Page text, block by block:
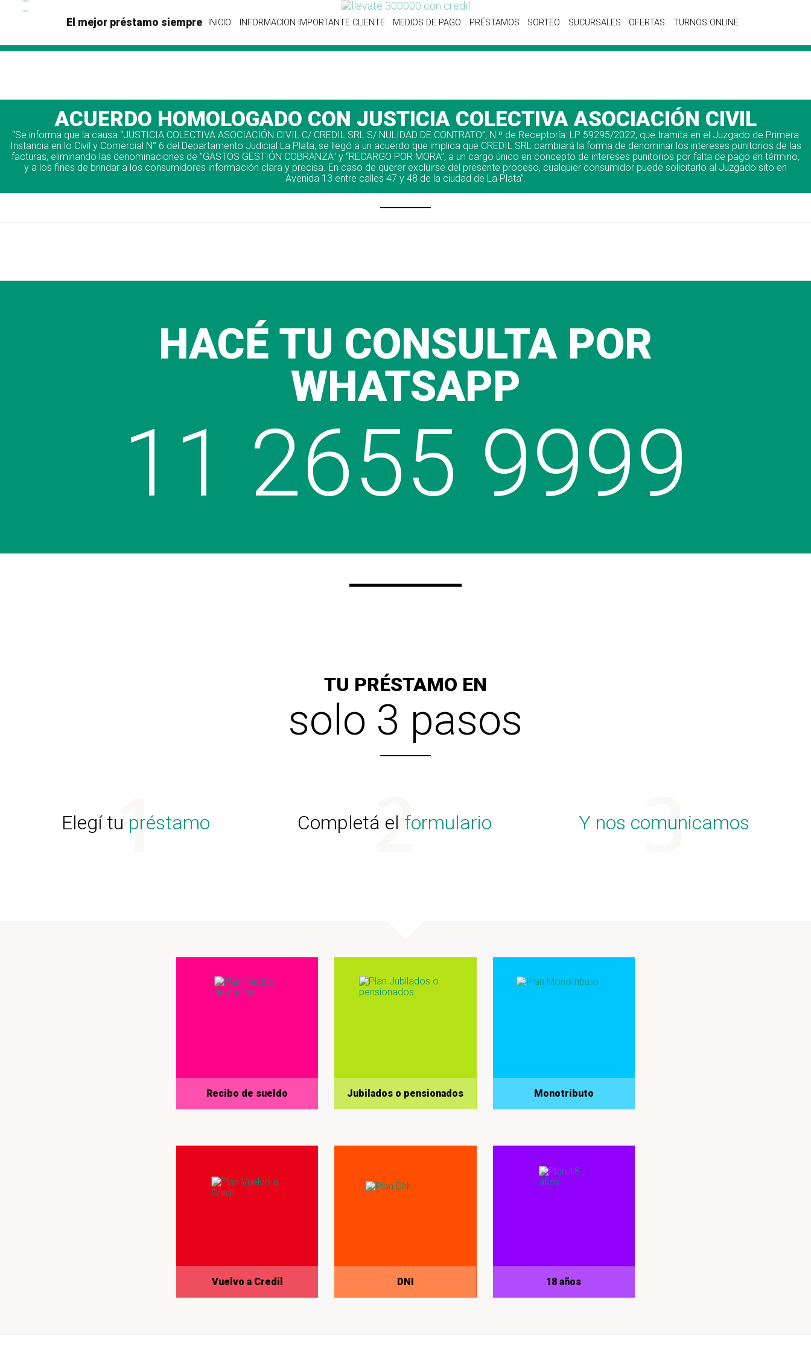
El mejor préstamo siempre INICIO INFORMACION IMPORTANTE CLIENTE MEDIOS DE PAGO PRÉSTAMOS SORTEO SUCURSALES OFERTAS TURNOS ONLINE
ACUERDO HOMOLOGADO CON JUSTICIA COLECTIVA ASOCIACIÓN CIVIL
“Se informa que la causa “JUSTICIA COLECTIVA ASOCIACIÓN CIVIL C/ CREDIL SRL S/ NULIDAD DE CONTRATO”, N.º de Receptoría: LP 59295/2022, que tramita en el Juzgado de Primera
Instancia en lo Civil y Comercial N° 6 del Departamento Judicial La Plata, se llegó a un acuerdo que implica que CREDIL SRL cambiará la forma de denominar los intereses punitorios de las
facturas, eliminando las denominaciones de "GASTOS GESTIÓN COBRANZA" y “RECARGO POR MORA”, a un cargo único en concepto de intereses punitorios por falta de pago en término,
y a los fines de brindar a los consumidores información clara y precisa. En caso de querer excluirse del presente proceso, cualquier consumidor puede solicitarlo al Juzgado sito en
Avenida 13 entre calles 47 y 48 de la ciudad de La Plata”.
HACÉ TU CONSULTA POR
WHATSAPP
11 2655 9999
TU PRÉSTAMO EN
solo 3 pasos
Elegí tu préstamo Completá el formulario Y nos comunicamos
Recibo de sueldo Jubilados o pensionados Monotributo
Vuelvo a Credil DNI 18 años